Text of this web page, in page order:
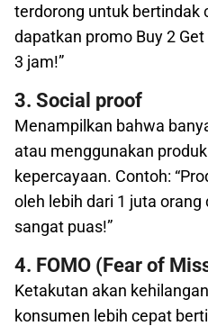
terdorong untuk bertindak
dapatkan promo Buy 2
3 jam!”
3. Social proof
Menampilkan bahwa
atau menggunakan
kepercayaan. Contoh:
oleh lebih dari 1 juta
sangat puas!”
4. FOMO (Fear of
Ketakutan akan
konsumen lebih cepat